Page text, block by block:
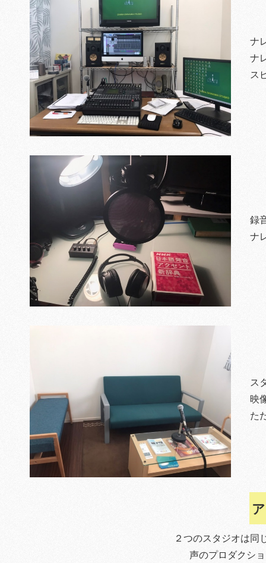
ナ
ナ
ス
録
ナ
ス
映
た
ア
２つのスタジオは同
声のプロダクシ